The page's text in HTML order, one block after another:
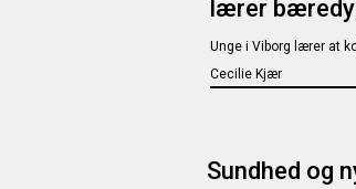
lærer
Unge i Viborg lærer at
Cecilie Kjær
Sundhed og